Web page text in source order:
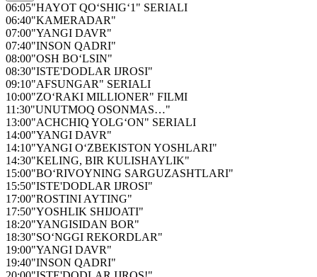
06:05"HAYOT QO‘SHIG‘1" SERIALI
06:40"KAMERADAR"
07:00"YANGI DAVR"
07:40"INSON QADRI"
08:00"OSH BO‘LSIN"
08:30"ISTE'DODLAR IJROSI"
09:10"AFSUNGAR" SERIALI
10:00"ZO‘RAKI MILLIONER" FILMI
11:30"UNUTMOQ OSONMAS…"
13:00"ACHCHIQ YOLG‘ON" SERIALI
14:00"YANGI DAVR"
14:10"YANGI O‘ZBEKISTON YOSHLARI"
14:30"KELING, BIR KULISHAYLIK"
15:00"BO‘RIVOYNING SARGUZASHTLARI"
15:50"ISTE'DODLAR IJROSI"
17:00"ROSTINI AYTING"
17:50"YOSHLIK SHIJOATI"
18:20"YANGISIDAN BOR"
18:30"SO‘NGGI REKORDLAR"
19:00"YANGI DAVR"
19:40"INSON QADRI"